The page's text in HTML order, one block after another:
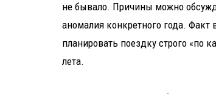
не бывало. Причины можно
аномалия конкретного года.
планировать поездку строго «по
лета.